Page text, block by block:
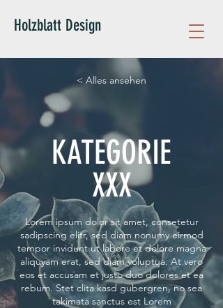
Holzblatt Design
< Alles ansehen
KATEGORIE
XXX
Lorem ipsum dolor sit amet, consetetur
sadipscing elitr, sed diam nonumy eirmod
tempor invidunt ut labore et dolore magna
aliquyam erat, sed diam voluptua. At vero
eos et accusam et justo duo dolores et ea
rebum. Stet clita kasd gubergren, no sea
takimata sanctus est Lorem